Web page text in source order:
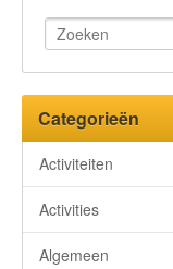
Categorieën
Activiteiten
Activities
Algemeen